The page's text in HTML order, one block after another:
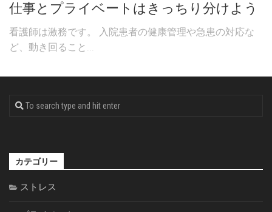
仕事とプライベートはきっちり分けよう
看護師は激務です。 入院患者の健康管理や急患の対応な
ど、動き回ること...
カテゴリー
ストレス